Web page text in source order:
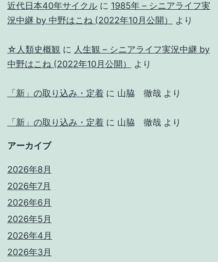
近代日本40年サイクル に 1985年 – シニアライフ実
況中継 by 中野はこね (2022年10月公開）
より
☆人類史概観 に 人生観 – シニアライフ実況中継 by
中野はこね (2022年10月公開）
より
「新」の取り込み・定着 に 山脇 徹哉 より
「新」の取り込み・定着 に 山脇 徹哉 より
アーカイブ
2026年8月
2026年7月
2026年6月
2026年5月
2026年4月
2026年3月